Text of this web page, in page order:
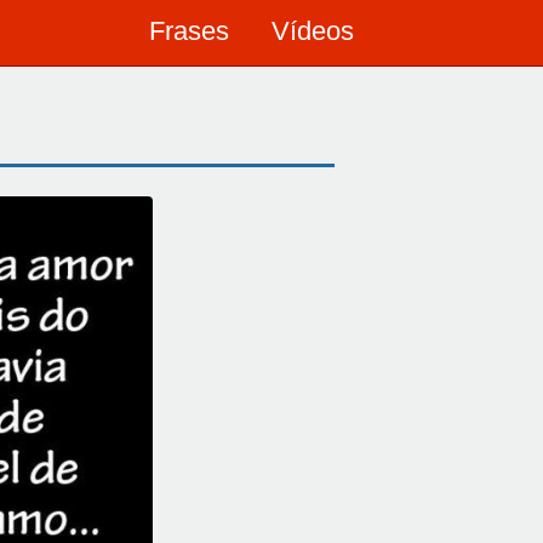
Frases Vídeos